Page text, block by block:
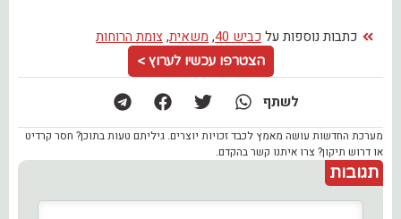
כתבות נוספות על כביש 40 , משאית,צומת הרוחות
הצטרפו עכשיו לערוץ >
לשתף
מערכת החדשות עושה מאמץ לכבד זכויות יוצרים. גיליתם טעות בתוכן? חסר קרדיט
או דרוש תיקון? צרו איתנו קשר בהקדם.
תגובות